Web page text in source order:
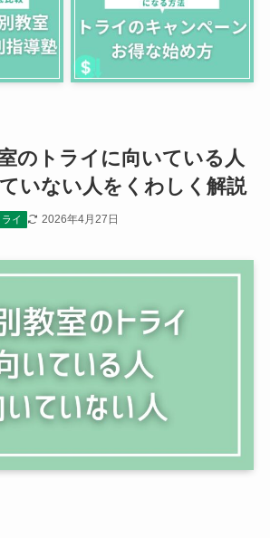
のトライに向いている人
いない人をくわしく解説
イ 2026年4月27日